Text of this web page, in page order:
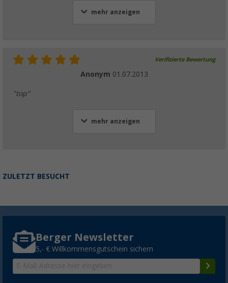
mehr anzeigen
Verifizierte Bewertung
Anonym 01.07.2013
"top"
mehr anzeigen
ZULETZT BESUCHT
Berger Newsletter
5,- € Willkommensgutschein sichern